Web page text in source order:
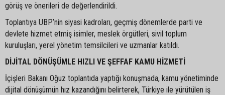
görüş ve önerileri de değerlendirildi.
Toplantıya UBP’nin siyasi kadroları, geçmiş dönemlerde parti ve
devlete hizmet etmiş isimler, meslek örgütleri, sivil toplum
kuruluşları, yerel yönetim temsilcileri ve uzmanlar katıldı.
DİJİTAL DÖNÜŞÜMLE HIZLI VE ŞEFFAF KAMU HİZMETİ
İçişleri Bakanı Oğuz toplantıda yaptığı konuşmada, kamu yönetiminde
dijital dönüşümün hız kazandığını belirterek, Türkiye ile yürütülen iş